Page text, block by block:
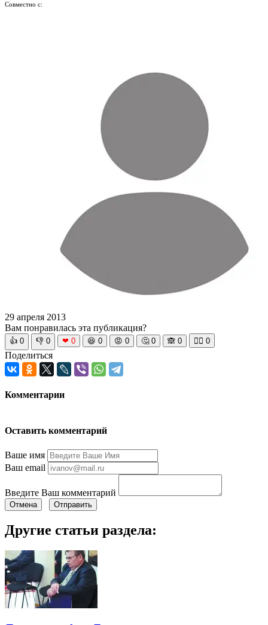
Совместно с:
29 апреля 2013
Вам понравилась эта публикация?
👍 0 👎 0 ❤ 0 😆 0 😡 0 🤔 0 🙈 0 🧘‍♀️ 0
Поделиться
Комментарии
Оставить комментарий
Ваше имя
Ваш email
Введите Ваш комментарий
Отмена Отправить
Другие статьи раздела: